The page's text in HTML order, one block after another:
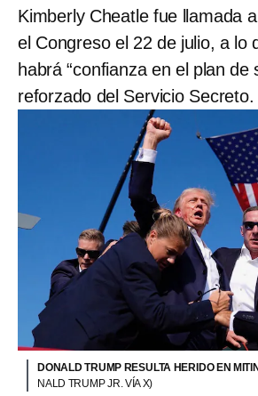
Kimberly Cheatle fue llamada
el Congreso el 22 de julio, a lo
habrá “confianza en el plan de
reforzado del Servicio Secreto.
DONALD TRUMP RESULTA HERIDO EN
NALD TRUMP JR. VÍA X)